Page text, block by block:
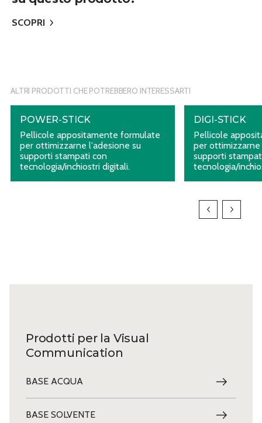
SCOPRI
ALTRI PRODOTTI CHE POTREBBERO INTERESSARTI
POWER-STICK
Pellicole appositamente formulate
per ottimizzarne l'adesione su
supporti stampati con
tecnologia/inchiostri digitali.
DIGI-STICK
Pellicole
per
supporti
tecnologia/
Prodotti per la Visual
Communication
BASE ACQUA
BASE SOLVENTE